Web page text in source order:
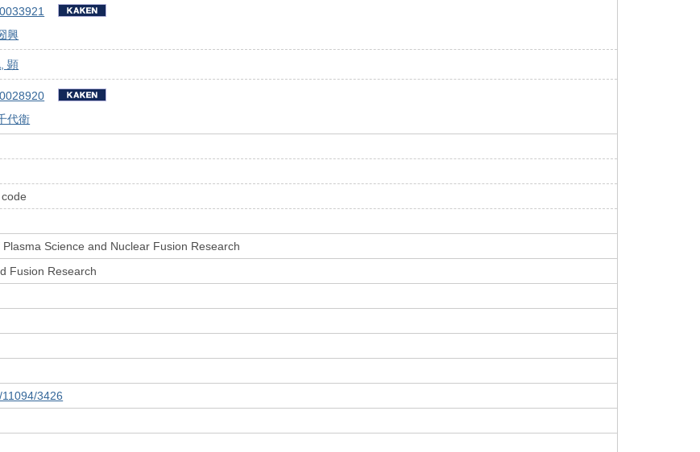
興
顕
代衛
Science and Nuclear Fusion Research
Fusion Research
3426